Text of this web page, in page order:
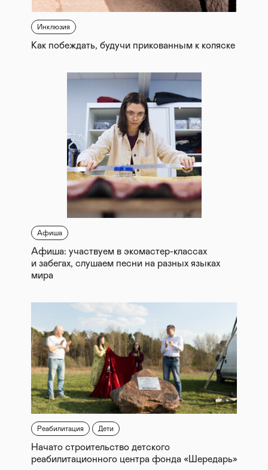
Инклюзия
Как побеждать, будучи прикованным к коляске
Афиша
Афиша: участвуем в экомастер-классах
и забегах, слушаем песни на разных языках
мира
Реабилитация Дети
Начато строительство детского
реабилитационного центра фонда «Шередарь»